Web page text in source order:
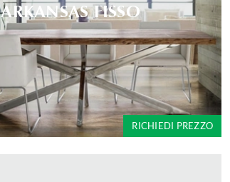
ARKANSAS FISSO
RICHIEDI PREZZO